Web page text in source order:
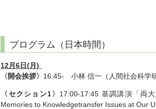
プログラム（日本時間）
12月6日(月)
〈開会挨拶〉 16:45- 小林 信一（人間社会科学
〈セクション1〉 17:00-17:45 基調講演「両
Memories to Knowledgetransfer Issues at Our